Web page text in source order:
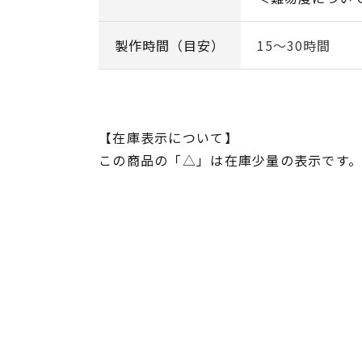
製作時間（目安） 15～30時間
【在庫表示について】
この商品の「△」は在庫少量の表示です。